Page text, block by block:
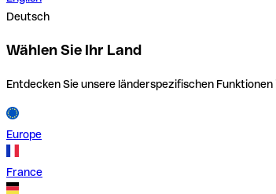
Deutsch
Wählen Sie Ihr Land
Entdecken Sie unsere länderspezifischen
Europe
France